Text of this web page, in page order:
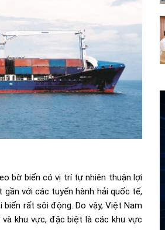
bờ biển có vị trí tự nhiên thuận lợi
với các tuyến hành hải quốc tế,
rất sôi động. Do vậy, Việt Nam
khu vực, đặc biệt là các khu vực